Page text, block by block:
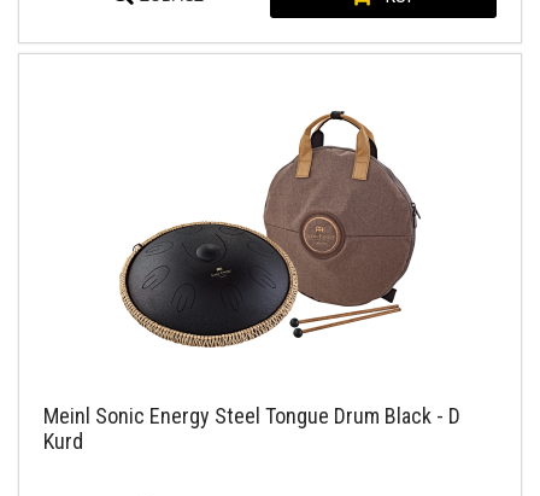
Meinl Sonic Energy Steel Tongue Drum Black - D
Kurd